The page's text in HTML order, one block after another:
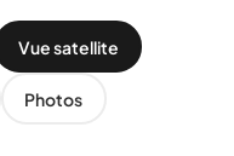
Vue satellite
Photos